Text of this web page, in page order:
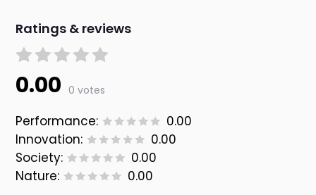
Ratings & reviews
0.00 0 votes
Performance:
0.00
Innovation:
0.00
Society:
0.00
Nature:
0.00